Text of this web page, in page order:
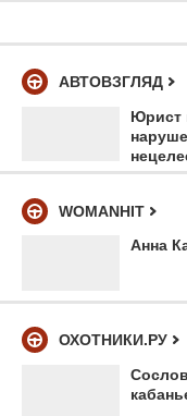
АВТОВЗГЛЯД
Юрист
WOMANHIT
Анна
ОХОТНИКИ.РУ